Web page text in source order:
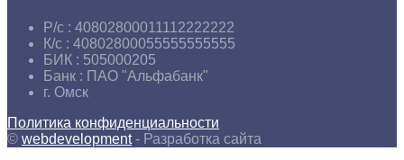
Р/с : 40802800011112222222
К/с : 40802800055555555555
БИК : 505000205
Банк : ПАО "Альфабанк"
г. Омск
Политика конфиденциальности
© webdevelopment- Разработка сайта